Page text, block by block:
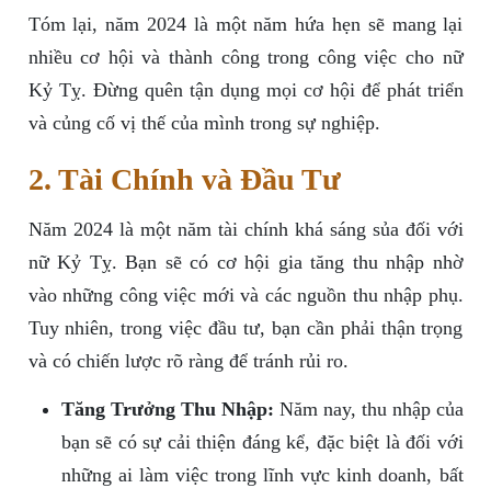
Tóm lại, năm 2024 là một năm hứa hẹn sẽ mang lại
nhiều cơ hội và thành công trong công việc cho nữ
Kỷ Tỵ. Đừng quên tận dụng mọi cơ hội để phát triển
và củng cố vị thế của mình trong sự nghiệp.
2. Tài Chính và Đầu Tư
Năm 2024 là một năm tài chính khá sáng sủa đối với
nữ Kỷ Tỵ. Bạn sẽ có cơ hội gia tăng thu nhập nhờ
vào những công việc mới và các nguồn thu nhập phụ.
Tuy nhiên, trong việc đầu tư, bạn cần phải thận trọng
và có chiến lược rõ ràng để tránh rủi ro.
Tăng Trưởng Thu Nhập: Năm nay, thu nhập của
bạn sẽ có sự cải thiện đáng kể, đặc biệt là đối với
những ai làm việc trong lĩnh vực kinh doanh, bất